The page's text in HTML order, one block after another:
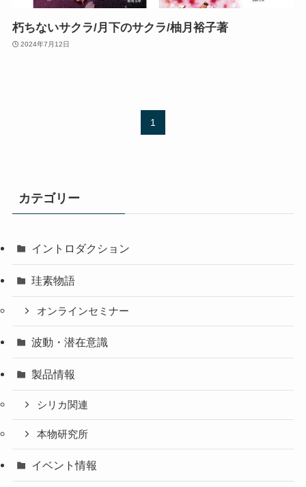
朽ちないサクラ/月下のサクラ/柚月裕子著
2024年7月12日
1
カテゴリー
イントロダクション
珪素物語
オンラインセミナー
波動・潜在意識
製品情報
シリカ関連
本物研究所
イベント情報